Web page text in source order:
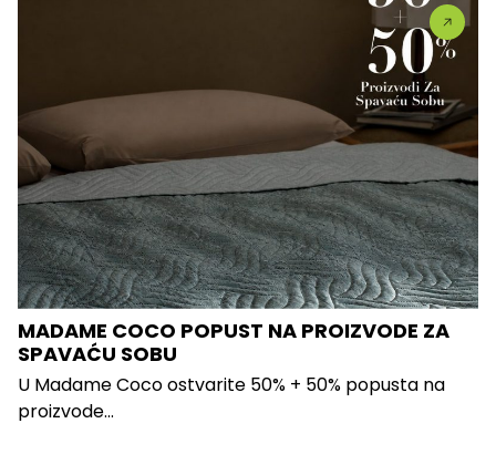
MADAME COCO POPUST NA PROIZVODE ZA
SPAVAĆU SOBU
U Madame Coco ostvarite 50% + 50% popusta na
proizvode...